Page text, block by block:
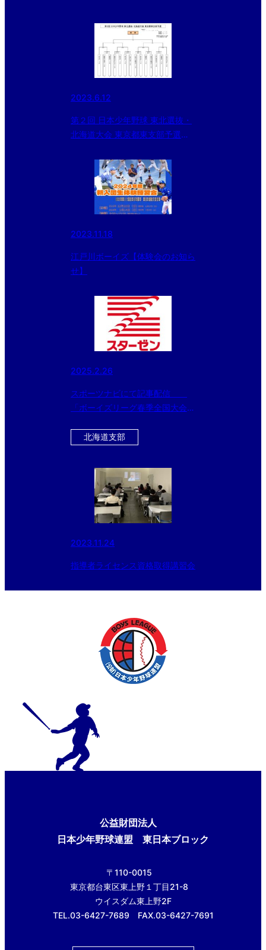
2023.6.12
第２回 日本少年野球 東北選抜・
北海道大会 東京都東支部予選
2023.11.18
江戸川ボーイズ【体験会のお知ら
せ】
2025.2.26
スポーツナビにて記事配信
「ボーイズリーグ春季全国大会の
社・横田社長が 『ドナルド・マ
談。」
北海道支部
2023.11.24
指導者ライセンス資格取得講習会
公益財団法人
日本少年野球連盟 東日本ブロック
〒110-0015
東京都台東区東上野１丁目21-8
ウイスダム東上野2F
TEL.03-6427-7689 FAX.03-6427-7691